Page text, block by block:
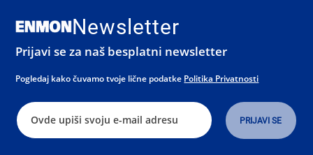
Newsletter
Prijavi se za naš besplatni newsletter
Pogledaj kako čuvamo tvoje lične podatke Politika Privatnosti